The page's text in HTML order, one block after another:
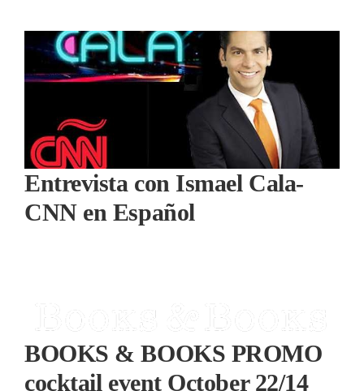
Entrevista con Ismael Cala-
CNN en Español
BOOKS & BOOKS PROMO
cocktail event October 22/14